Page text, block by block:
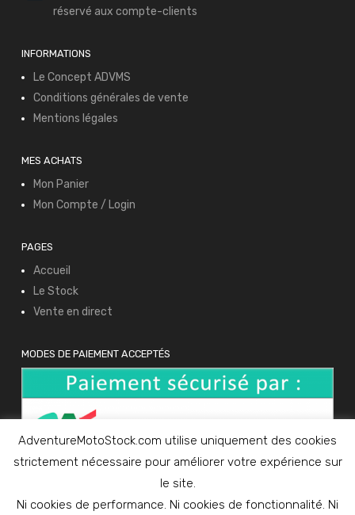
réservé aux compte-clients
INFORMATIONS
Le Concept ADVMS
Conditions générales de vente
Mentions légales
MES ACHATS
Mon Panier
Mon Compte / Login
PAGES
Accueil
Le Stock
Vente en direct
MODES DE PAIEMENT ACCEPTÉS
AdventureMotoStock.com utilise uniquement des cookies
strictement nécessaire pour améliorer votre expérience sur
le site.
Ni cookies de performance. Ni cookies de fonctionnalité. Ni